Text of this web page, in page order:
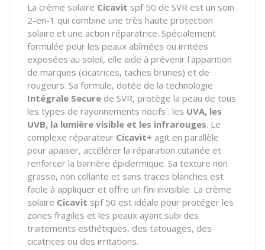
La crème solaire Cicavit spf 50 de SVR est un soin
2-en-1 qui combine une très haute protection
solaire et une action réparatrice. Spécialement
formulée pour les peaux abîmées ou irritées
exposées au soleil, elle aide à prévenir l'apparition
de marques (cicatrices, taches brunes) et de
rougeurs. Sa formule, dotée de la technologie
Intégrale Secure de SVR, protège la peau de tous
les types de rayonnements nocifs : les UVA, les
UVB, la lumière visible et les infrarouges. Le
complexe réparateur Cicavit+ agit en parallèle
pour apaiser, accélérer la réparation cutanée et
renforcer la barrière épidermique. Sa texture non
grasse, non collante et sans traces blanches est
facile à appliquer et offre un fini invisible. La crème
solaire Cicavit spf 50 est idéale pour protéger les
zones fragiles et les peaux ayant subi des
traitements esthétiques, des tatouages, des
cicatrices ou des irritations.